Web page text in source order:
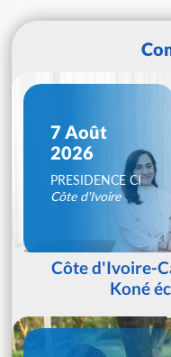
7 Août
2026
PRESIDENCE CI
Côte d'Ivoire
Côte d'Ivoire-
Koné